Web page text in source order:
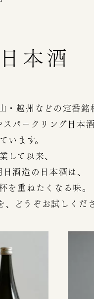
本酒
越州などの定番銘
パークリング日本酒
います。
して以来、
酒造の日本酒は、
を重ねたくなる味。
どうぞお試しくださ